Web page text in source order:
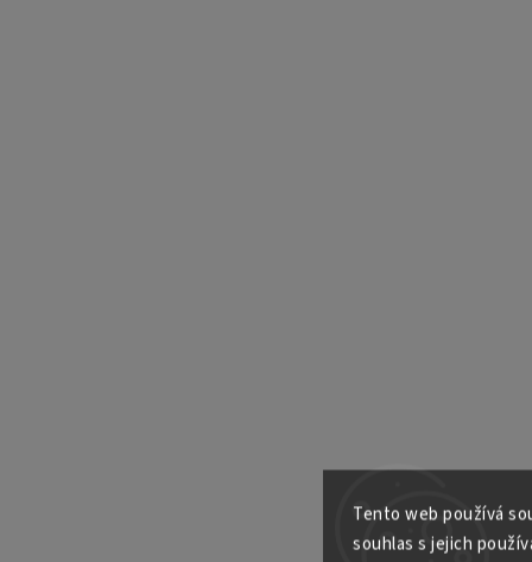
Tento web používá
souhlas s jejich